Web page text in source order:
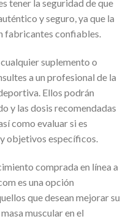
tener la seguridad de que
y seguro, ya que la
fabricantes confiables.
suplemento o
a un profesional de la
Ellos podrán
y las dosis recomendadas
como evaluar si es
objetivos específicos.
comprada en línea a
es una opción
que desean mejorar su
muscular en el